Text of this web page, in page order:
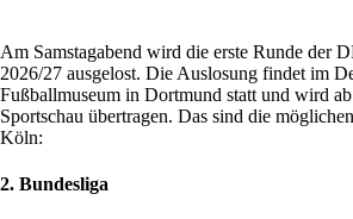
Am Samstagabend wird die erste Runde der
2026/27 ausgelost. Die Auslosung findet im
Fußballmuseum in Dortmund statt und wird
Sportschau übertragen. Das sind die
Köln:
2. Bundesliga